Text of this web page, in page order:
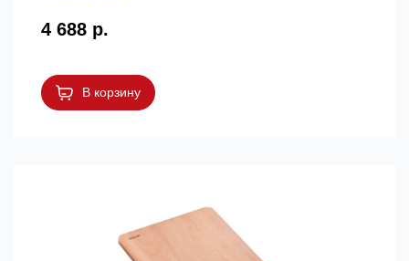
4 688 р.
В корзину